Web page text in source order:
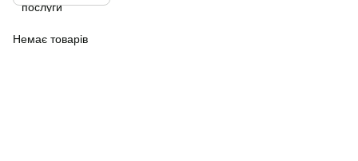
Немає товарів